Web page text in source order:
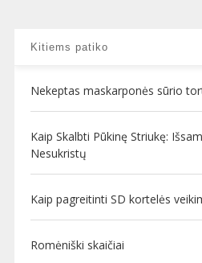
Kitiems patiko
Nekeptas maskarponės sūrio
Kaip Skalbti Pūkinę Striukę:
Nesukristų
Kaip pagreitinti SD kortelės
Romėniški skaičiai